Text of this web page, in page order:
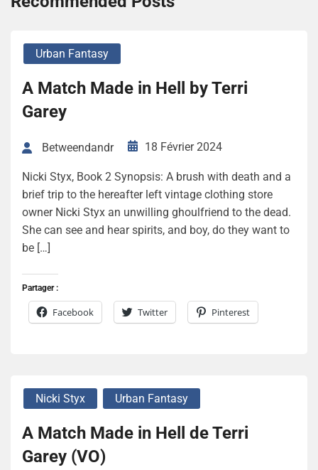
Urban Fantasy
A Match Made in Hell by Terri
Garey
Betweendandr 18 Février 2024
Nicki Styx, Book 2 Synopsis: A brush with death and a
brief trip to the hereafter left vintage clothing store
owner Nicki Styx an unwilling ghoulfriend to the dead.
She can see and hear spirits, and boy, do they want to
be […]
Partager :
Facebook Twitter Pinterest
Nicki Styx Urban Fantasy
A Match Made in Hell de Terri
Garey (VO)